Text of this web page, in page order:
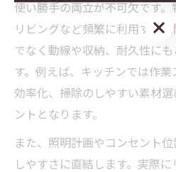
使い勝手の両立が不可欠です。
リビングなど頻繁に利用する
でなく動線や収納、耐久性に
す。例えば、キッチンでは作
効率化、掃除のしやすい素材
ントとなります。
また、照明計画やコンセント
しやすさに直結します。実際
お問い合わせ